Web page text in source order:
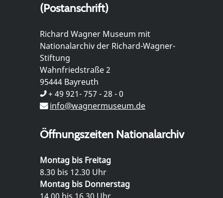
(Postanschrift)
Richard Wagner Museum mit
Nationalarchiv der Richard-Wagner-
Stiftung
Wahnfriedstraße 2
95444 Bayreuth
+ 49 921- 757 - 28 - 0
info@wagnermuseum.de
Öffnungszeiten Nationalarchiv
Montag bis Freitag
8.30 bis 12.30 Uhr
Montag bis Donnerstag